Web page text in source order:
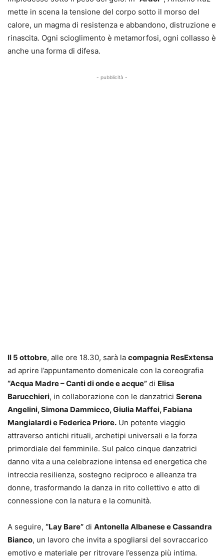
mette in scena la tensione del corpo sotto il morso del
calore, un magma di resistenza e abbandono, distruzione e
rinascita. Ogni scioglimento è metamorfosi, ogni collasso è
anche una forma di difesa.
- pubblicità -
Il 5 ottobre, alle ore 18.30, sarà la compagnia ResExtensa
ad aprire l’appuntamento domenicale con la coreografia
“Acqua Madre – Canti di onde e acque” di Elisa
Barucchieri, in collaborazione con le danzatrici Serena
Angelini, Simona Dammicco, Giulia Maffei, Fabiana
Mangialardi e Federica Priore. Un potente viaggio
attraverso antichi rituali, archetipi universali e la forza
primordiale del femminile. Sul palco cinque danzatrici
danno vita a una celebrazione intensa ed energetica che
intreccia resilienza, sostegno reciproco e alleanza tra
donne, trasformando la danza in rito collettivo e atto di
connessione con la natura e la comunità.
A seguire, “Lay Bare” di Antonella Albanese e Cassandra
Bianco, un lavoro che invita a spogliarsi del sovraccarico
emotivo e materiale per ritrovare l’essenza più intima.